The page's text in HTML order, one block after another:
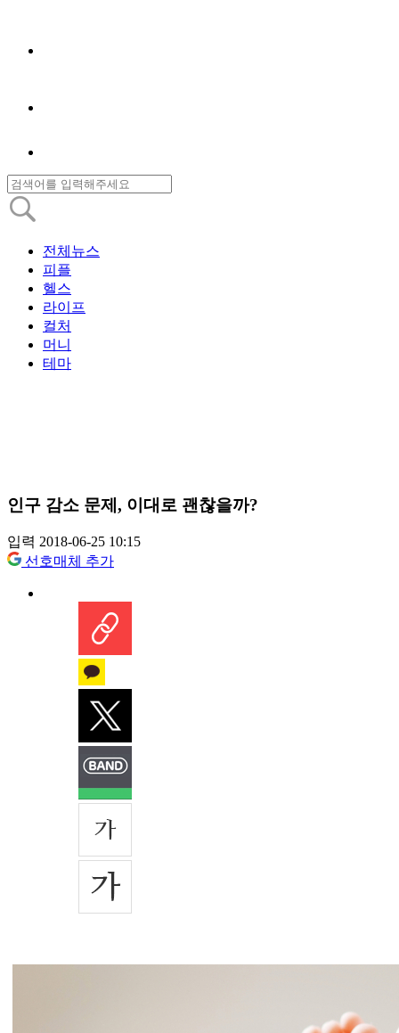
전체뉴스
피플
헬스
라이프
컬처
머니
테마
인구 감소 문제, 이대로 괜찮을까?
입력 2018-06-25 10:15
선호매체 추가